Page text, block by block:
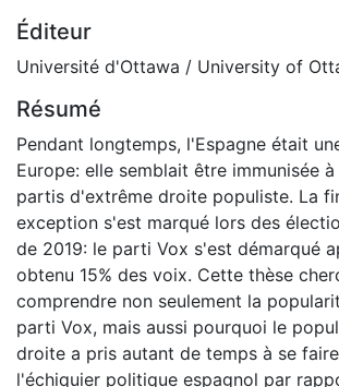
Éditeur
Université d'Ottawa / University of
Résumé
Pendant longtemps, l'Espagne était
Europe: elle semblait être immunisée
partis d'extrême droite populiste. La
exception s'est marqué lors des
de 2019: le parti Vox s'est démarqué
obtenu 15% des voix. Cette thèse
comprendre non seulement la
parti Vox, mais aussi pourquoi le
droite a pris autant de temps à se
l'échiquier politique espagnol par